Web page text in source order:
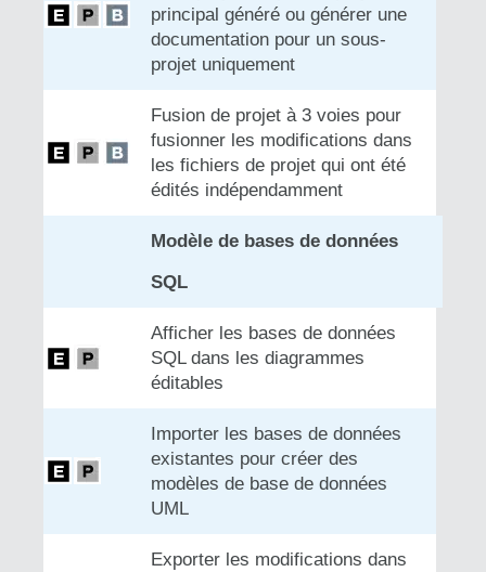
principal généré ou générer une
documentation pour un sous-
projet uniquement
Fusion de projet à 3 voies pour
fusionner les modifications dans
les fichiers de projet qui ont été
édités indépendamment
Modèle de bases de données
SQL
Afficher les bases de données
SQL dans les diagrammes
éditables
Importer les bases de données
existantes pour créer des
modèles de base de données
UML
Exporter les modifications dans